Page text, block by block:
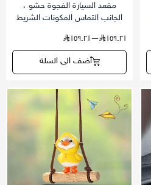
مقعد السيارة الفجوة حشو ،
الجانب التماس المكونات الشريط
الشريط ، اكسسوارات السيارات
العالمية ، الديكور الداخلي
١٥٩.٢١ —١٥٩.٢١
أضف الى السلة